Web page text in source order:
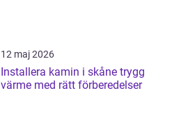
12 maj 2026
Installera kamin i skåne trygg
värme med rätt förberedelser